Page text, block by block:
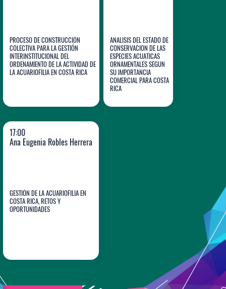
PROCESO DE CONSTRUCCIÓN
COLECTIVA PARA LA GESTIÓN
INTERINSTITUCIONAL DEL
ORDENAMIENTO DE LA ACTIVIDAD DE
LA ACUARIOFILIA EN COSTA RICA
Ana Eugenia
ANALISIS DEL ESTADO DE
CONSERVACION DE LAS
ESPECIES ACUATICAS
ORNAMENTALES SEGUN
SU IMPORTANCIA
COMERCIAL PARA COSTA
RICA
Anaclara
Arce Ruiz
17:00
Ana Eugenia Robles Herrera
GESTIÓN DE LA ACUARIOFILIA EN
COSTA RICA, RETOS Y
OPORTUNIDADES